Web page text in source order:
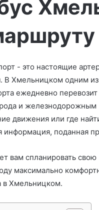
- это настоящие
В Хмельницком одним
ежедневно
и железнодорожным
движения или где
информация, поданная
вам спланировать
максимально
в Хмельницком.